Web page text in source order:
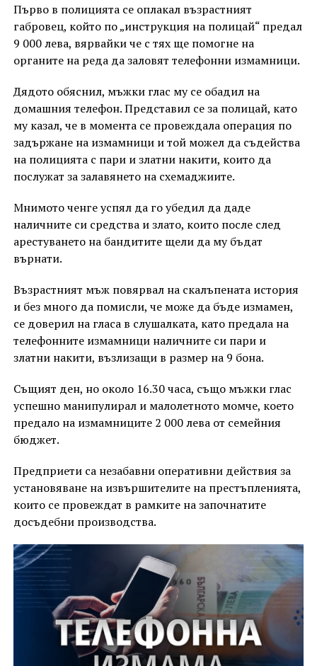
Първо в полицията се оплакал възрастният
габровец, който по „инструкция на полицай“ предал
9 000 лева, вярвайки че с тях ще помогне на
органите на реда да заловят телефонни измамници.
Дядото обяснил, мъжки глас му се обадил на
домашния телефон. Представил се за полицай, като
му казал, че в момента се провеждала операция по
задържане на измамници и той можел да съдейства
на полицията с пари и златни накити, които да
послужат за залавянето на схемаджиите.
Мнимото ченге успял да го убедил да даде
наличните си средства и злато, които после след
арестуването на бандитите щели да му бъдат
върнати.
Възрастният мъж повярвал на скалъпената история
и без много да помисли, че може да бъде измамен,
се доверил на гласа в слушалката, като предала на
телефонните измамници наличните си пари и
златни накити, възлизащи в размер на 9 бона.
Същият ден, но около 16.30 часа, също мъжки глас
успешно манипулирал и малолетното момче, което
предало на измамниците 2 000 лева от семейния
бюджет.
Предприети са незабавни оперативни действия за
установяване на извършителите на престъпленията,
които се провеждат в рамките на започнатите
досъдебни производства.